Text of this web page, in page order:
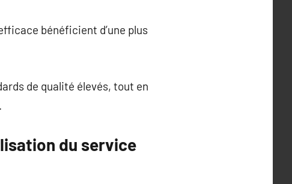
bénéficient d’une plus
de qualité élevés, tout en
du service